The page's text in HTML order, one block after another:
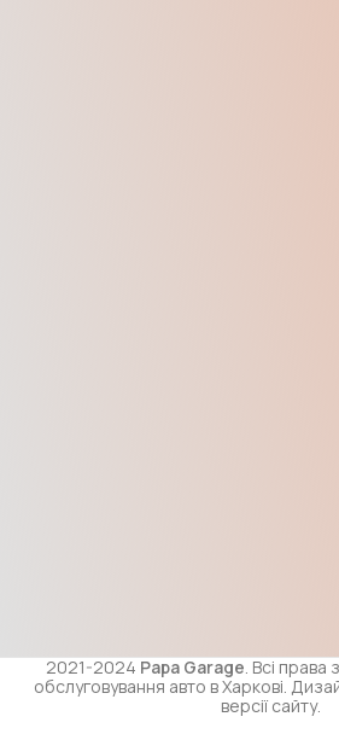
2021-2024 Papa Garage . Всі
обслуговування авто в Харкові.
версії сайту.